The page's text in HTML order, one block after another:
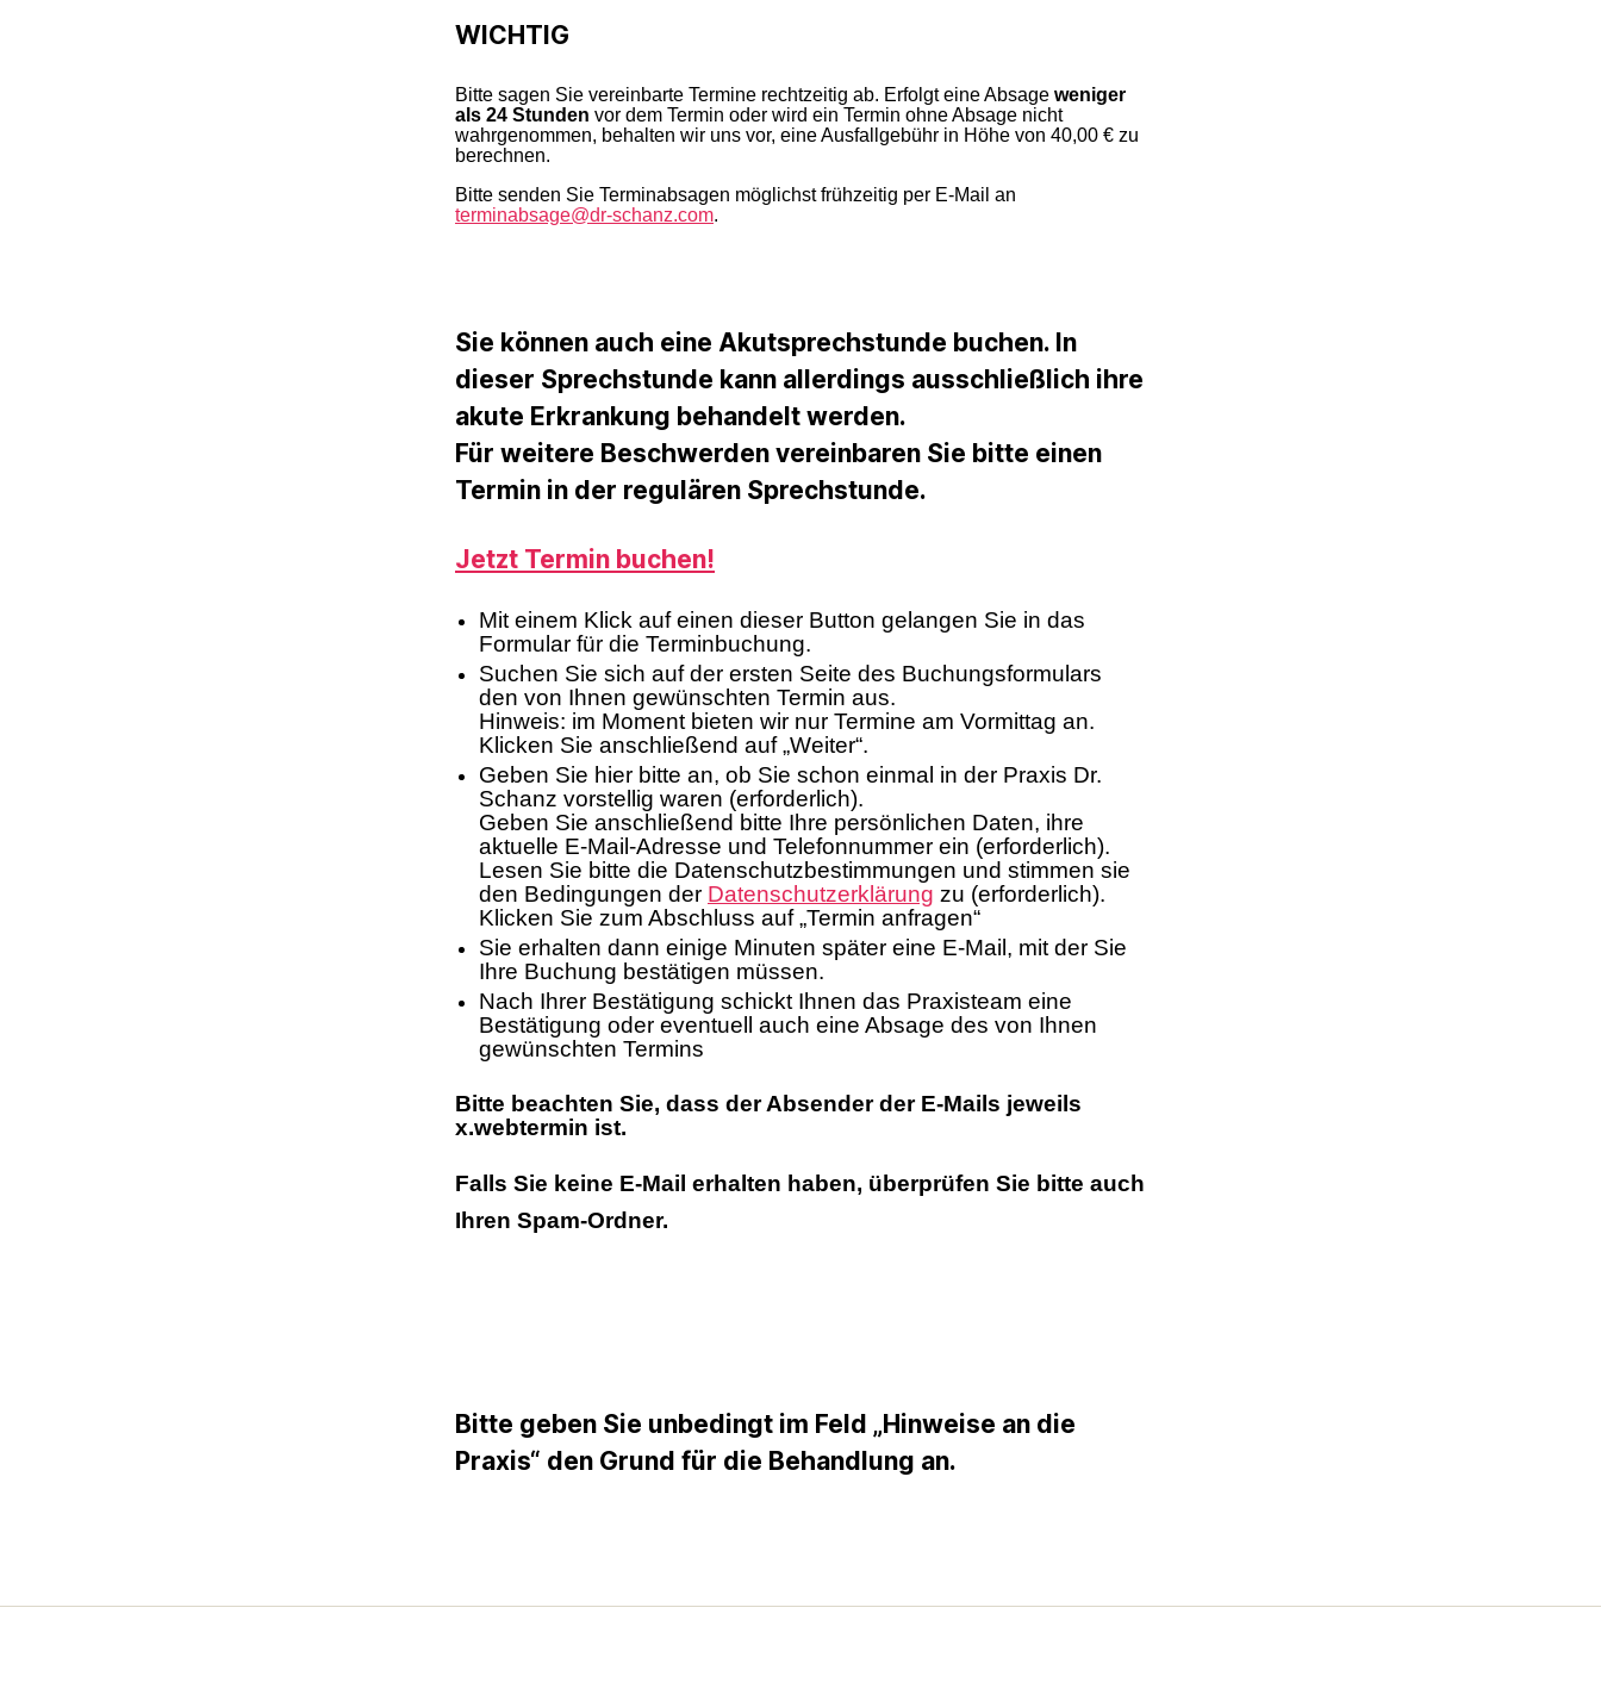
WICHTIG
Bitte sagen Sie vereinbarte Termine rechtzeitig ab. Erfolgt eine Absage weniger
als 24 Stunden vor dem Termin oder wird ein Termin ohne Absage nicht
wahrgenommen, behalten wir uns vor, eine Ausfallgebühr in Höhe von 40,00 € zu
berechnen.
Bitte senden Sie Terminabsagen möglichst frühzeitig per E-Mail an
terminabsage@dr-schanz.com.
Sie können auch eine Akutsprechstunde buchen. In
dieser Sprechstunde kann allerdings ausschließlich ihre
akute Erkrankung behandelt werden.
Für weitere Beschwerden vereinbaren Sie bitte einen
Termin in der regulären Sprechstunde.
Jetzt Termin buchen!
Mit einem Klick auf einen dieser Button gelangen Sie in das
Formular für die Terminbuchung.
Suchen Sie sich auf der ersten Seite des Buchungsformulars
den von Ihnen gewünschten Termin aus.
Hinweis: im Moment bieten wir nur Termine am Vormittag an.
Klicken Sie anschließend auf „Weiter“.
Geben Sie hier bitte an, ob Sie schon einmal in der Praxis Dr.
Schanz vorstellig waren (erforderlich).
Geben Sie anschließend bitte Ihre persönlichen Daten, ihre
aktuelle E-Mail-Adresse und Telefonnummer ein (erforderlich).
Lesen Sie bitte die Datenschutzbestimmungen und stimmen sie
den Bedingungen der Datenschutzerklärung zu (erforderlich).
Klicken Sie zum Abschluss auf „Termin anfragen“
Sie erhalten dann einige Minuten später eine E-Mail, mit der Sie
Ihre Buchung bestätigen müssen.
Nach Ihrer Bestätigung schickt Ihnen das Praxisteam eine
Bestätigung oder eventuell auch eine Absage des von Ihnen
gewünschten Termins
Bitte beachten Sie, dass der Absender der E-Mails jeweils
x.webtermin ist.
Falls Sie keine E-Mail erhalten haben, überprüfen Sie bitte auch
Ihren Spam-Ordner.
Bitte geben Sie unbedingt im Feld „Hinweise an die
Praxis“ den Grund für die Behandlung an.